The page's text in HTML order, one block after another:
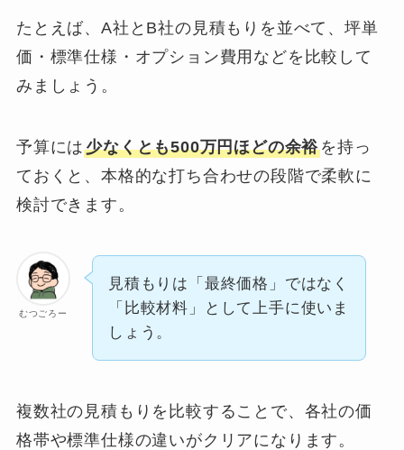
たとえば、A社とB社の見積もりを並べて、坪単
価・標準仕様・オプション費用などを比較して
みましょう。
予算には少なくとも500万円ほどの余裕を持っ
ておくと、本格的な打ち合わせの段階で柔軟に
検討できます。
むつごろー
見積もりは「最終価格」ではなく
「比較材料」として上手に使いま
しょう。
複数社の見積もりを比較することで、各社の価
格帯や標準仕様の違いがクリアになります。